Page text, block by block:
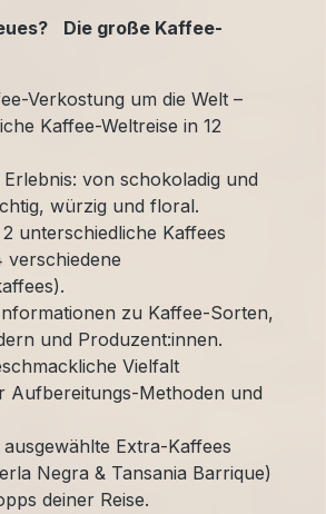
Die große Kaffee-
Verkostung um die Welt –
Kaffee-Weltreise in 12
von schokoladig und
würzig und floral.
unterschiedliche Kaffees
verschiedene
zu Kaffee-Sorten,
und Produzent:innen.
Vielfalt
Aufbereitungs-Methoden und
Extra-Kaffees
Negra & Tansania Barrique)
deiner Reise.